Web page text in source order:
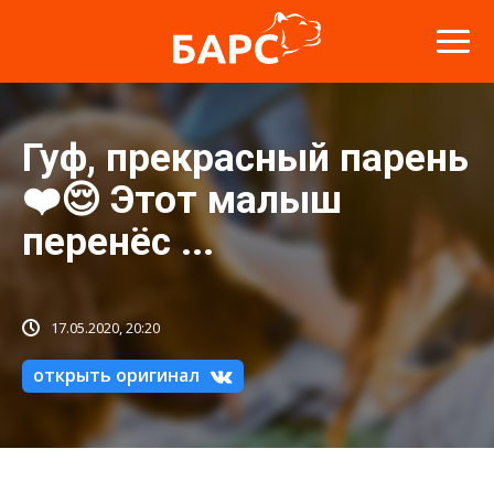
Гуф, прекрасный парень
❤️😌 Этот малыш
перенёс ...
17.05.2020, 20:20
открыть оригинал